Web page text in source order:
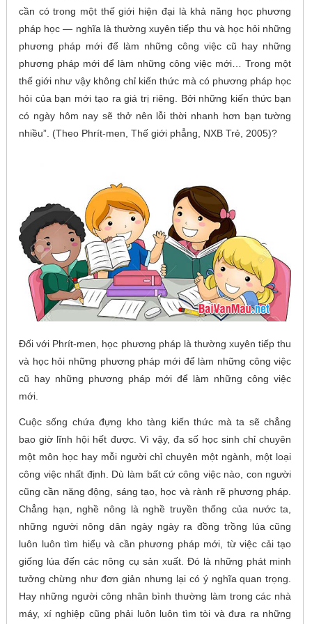
cần có trong một thế giới hiện đại là khả năng học phương
pháp học — nghĩa là thường xuyên tiếp thu và học hỏi những
phương pháp mới để làm những công việc cũ hay những
phương pháp mới để làm những công việc mới… Trong một
thế giới như vậy không chỉ kiến thức mà có phương pháp học
hỏi của bạn mới tạo ra giá trị riêng. Bởi những kiến thức bạn
có ngày hôm nay sẽ thở nên lỗi thời nhanh hơn bạn tường
nhiều”. (Theo Phrít-men, Thế giới phẳng, NXB Trẻ, 2005)?
Đối với Phrít-men, học phương pháp là thường xuyên tiếp thu
và học hỏi những phương pháp mới để làm những công việc
cũ hay những phương pháp mới để làm những công việc
mới.
Cuộc sống chứa đựng kho tàng kiến thức mà ta sẽ chẳng
bao giờ lĩnh hội hết được. Vì vậy, đa số học sinh chỉ chuyên
một môn học hay mỗi người chỉ chuyên một ngành, một loại
công việc nhất định. Dù làm bất cứ công việc nào, con người
cũng cần năng động, sáng tạo, học và rành rẽ phương pháp.
Chẳng hạn, nghề nông là nghề truyền thống của nước ta,
những người nông dân ngày ngày ra đồng trồng lúa cũng
luôn luôn tìm hiểụ và cần phương pháp mới, từ việc cải tạo
giống lúa đến các nông cụ sản xuất. Đó là những phát minh
tưởng chừng như đơn giản nhưng lại có ý nghĩa quan trọng.
Hay những người công nhân bình thường làm trong các nhà
máy, xí nghiệp cũng phải luôn luôn tìm tòi và đưa ra những